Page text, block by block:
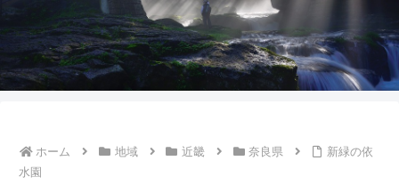
ホーム 地域 近畿 奈良県
新緑の依
水園